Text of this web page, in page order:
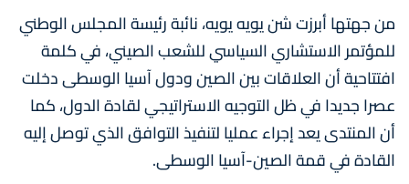
من جهتها أبرزت شن يويه يويه، نائبة رئيسة المجلس الوطني
للمؤتمر الاستشاري السياسي للشعب الصيني، في كلمة
افتتاحية أن العلاقات بين الصين ودول آسيا الوسطى دخلت
عصرا جديدا في ظل التوجيه الاستراتيجي لقادة الدول، كما
أن المنتدى يعد إجراء عمليا لتنفيذ التوافق الذي توصل إليه
القادة في قمة الصين-آسيا الوسطى.